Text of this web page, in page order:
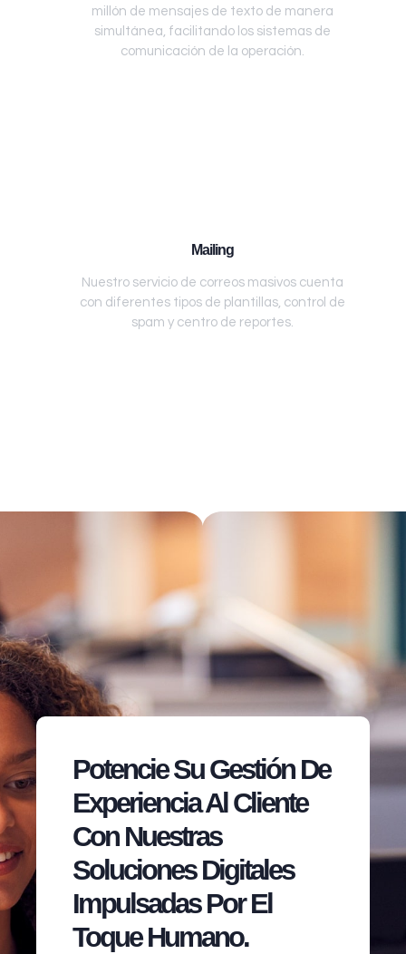
millón de mensajes de texto de manera
simultánea, facilitando los sistemas de
comunicación de la operación.
Mailing
Nuestro servicio de correos masivos cuenta
con diferentes tipos de plantillas, control de
spam y centro de reportes.
Potencie Su Gestión De
Experiencia Al Cliente
Con Nuestras
Soluciones Digitales
Impulsadas Por El
Toque Humano.